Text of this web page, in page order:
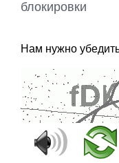
блокировки
Нам нужно